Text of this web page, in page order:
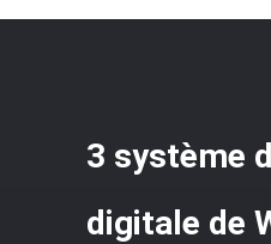
3 système
digitale de